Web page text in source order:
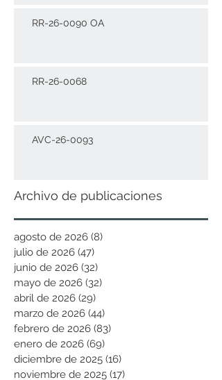
RR-26-0090 OA
RR-26-0068
AVC-26-0093
Archivo de publicaciones
agosto de 2026 (8)
julio de 2026 (47)
junio de 2026 (32)
mayo de 2026 (32)
abril de 2026 (29)
marzo de 2026 (44)
febrero de 2026 (83)
enero de 2026 (69)
diciembre de 2025 (16)
noviembre de 2025 (17)